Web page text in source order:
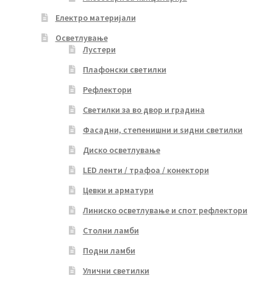
Електро материјали
Осветлување
Лустери
Плафонски светилки
Рефлектори
Светилки за во двор и градина
Фасадни, степенишни и ѕидни светилки
Диско осветлување
LED ленти / трафоа / конектори
Цевки и арматури
Линиско осветлување и спот рефлектори
Столни ламби
Подни ламби
Улични светилки